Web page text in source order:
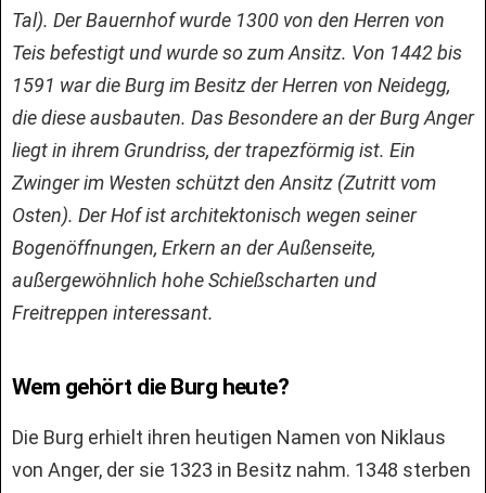
Tal). Der Bauernhof wurde 1300 von den Herren von
Teis befestigt und wurde so zum Ansitz. Von 1442 bis
1591 war die Burg im Besitz der Herren von Neidegg,
die diese ausbauten. Das Besondere an der Burg Anger
liegt in ihrem Grundriss, der trapezförmig ist. Ein
Zwinger im Westen schützt den Ansitz (Zutritt vom
Osten). Der Hof ist architektonisch wegen seiner
Bogenöffnungen, Erkern an der Außenseite,
außergewöhnlich hohe Schießscharten und
Freitreppen interessant.
Wem gehört die Burg heute?
Die Burg erhielt ihren heutigen Namen von Niklaus
von Anger, der sie 1323 in Besitz nahm. 1348 sterben